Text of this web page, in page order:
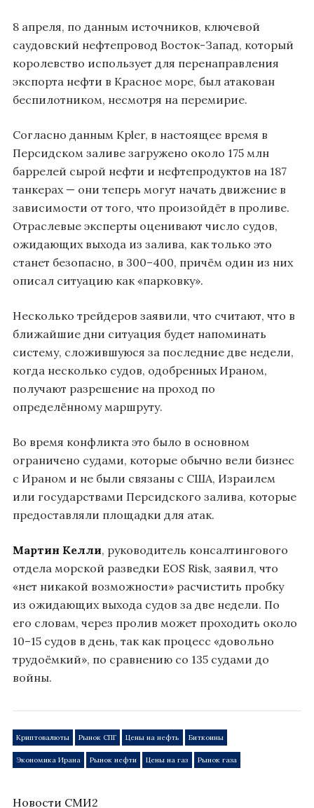
8 апреля, по данным источников, ключевой
саудовский нефтепровод Восток-Запад, который
королевство использует для перенаправления
экспорта нефти в Красное море, был атакован
беспилотником, несмотря на перемирие.
Согласно данным Kpler, в настоящее время в
Персидском заливе загружено около 175 млн
баррелей сырой нефти и нефтепродуктов на 187
танкерах — они теперь могут начать движение в
зависимости от того, что произойдёт в проливе.
Отраслевые эксперты оценивают число судов,
ожидающих выхода из залива, как только это
станет безопасно, в 300–400, причём один из них
описал ситуацию как «парковку».
Несколько трейдеров заявили, что считают, что в
ближайшие дни ситуация будет напоминать
систему, сложившуюся за последние две недели,
когда несколько судов, одобренных Ираном,
получают разрешение на проход по
определённому маршруту.
Во время конфликта это было в основном
ограничено судами, которые обычно вели бизнес
с Ираном и не были связаны с США, Израилем
или государствами Персидского залива, которые
предоставляли площадки для атак.
Мартин Келли, руководитель консалтингового
отдела морской разведки EOS Risk, заявил, что
«нет никакой возможности» расчистить пробку
из ожидающих выхода судов за две недели. По
его словам, через пролив может проходить около
10–15 судов в день, так как процесс «довольно
трудоёмкий», по сравнению со 135 судами до
войны.
Криптовалюты Рынок СПГ Цены на нефть Биткоины
Экономика Ирана Рынок нефти Цены на газ Рынок газа
Новости СМИ2